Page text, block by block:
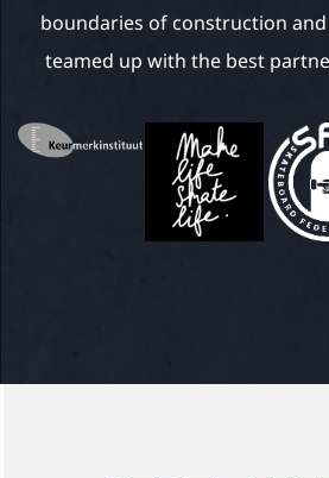
boundaries of construction and
teamed up with the best